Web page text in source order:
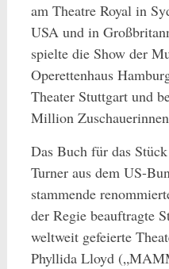
am Theatre Royal in
USA und in
spielte die Show der
Operettenhaus
Theater Stuttgart und
Million
Das Buch für das
Turner aus dem US-
stammende
der Regie beauftragte
weltweit gefeierte
Phyllida Lloyd